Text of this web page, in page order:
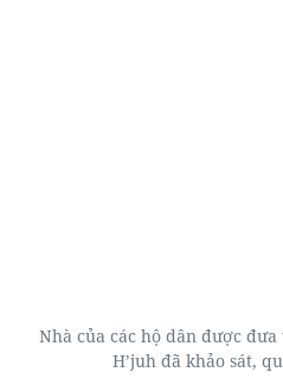
Nhà của các hộ dân được
H’juh đã khảo sát,